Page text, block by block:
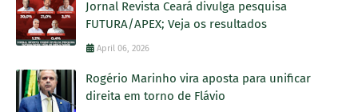
Jornal Revista Ceará divulga pesquisa
FUTURA/APEX; Veja os resultados
April 06, 2026
Rogério Marinho vira aposta para unificar
direita em torno de Flávio